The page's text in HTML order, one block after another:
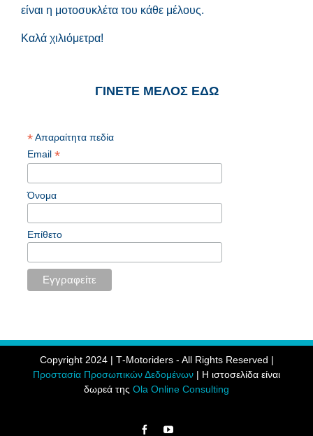
είναι η μοτοσυκλέτα του κάθε μέλους.
Καλά χιλιόμετρα!
ΓΙΝΕΤΕ ΜΕΛΟΣ ΕΔΩ
*Απαραίτητα πεδία
Email *
Όνομα
Επίθετο
Copyright 2024 | Τ-Motoriders - All Rights Reserved |
Προστασία Προσωπικών Δεδομένων | Η ιστοσελίδα είναι
δωρεά της Ola Online Consulting
FacebookYouTube